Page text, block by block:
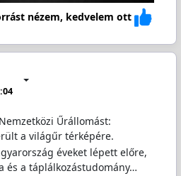
nézem, kedvelem ott
Űrállomást:
a világűr térképére.
éveket lépett előre,
és a táplálkozástudomány…